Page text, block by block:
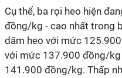
Cụ thể, ba rọi heo hiện
đồng/kg - cao nhất trong
dăm heo với mức
với mức 137.900 đồng/kg
141.900 đồng/kg. Thấp